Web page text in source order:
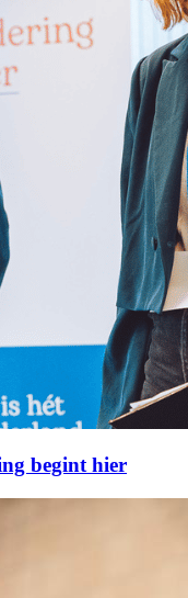
begint hier